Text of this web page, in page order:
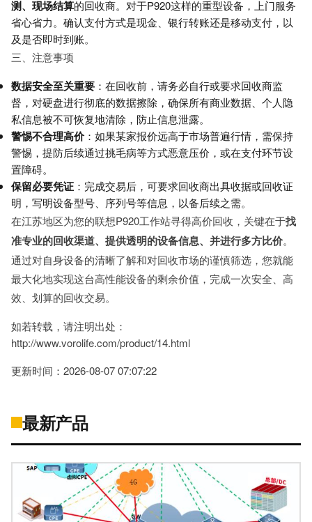
测、现场结算的回收商。对于P920这样的重型设备，上门服务
省心省力。确认支付方式是现金、银行转账还是移动支付，以
及是否即时到账。
三、注意事项
数据安全至关重要 ：在回收前，请务必自行或要求回收商监
督，对硬盘进行彻底的数据擦除，确保所有商业数据、个人隐
私信息被不可恢复地清除，防止信息泄露。
警惕不合理高价：如果某家报价远高于市场普遍行情，需保持
警惕，提防后续通过挑毛病等方式恶意压价，或在支付环节设
置障碍。
保留必要凭证 ：完成交易后，可要求回收商出具收据或回收证
明，写明设备型号、序列号等信息，以备后续之需。
在江苏地区为您的联想P920工作站寻得高价回收，关键在于找
准专业的回收渠道、提供透明的设备信息、并进行多方比价。
通过对自身设备的清晰了解和对回收市场的谨慎筛选，您就能
最大化地实现这台高性能设备的剩余价值，完成一次安全、高
效、划算的回收交易。
如若转载，请注明出处：
http://www.vorolife.com/product/14.html
更新时间：2026-08-07 07:07:22
最新产品